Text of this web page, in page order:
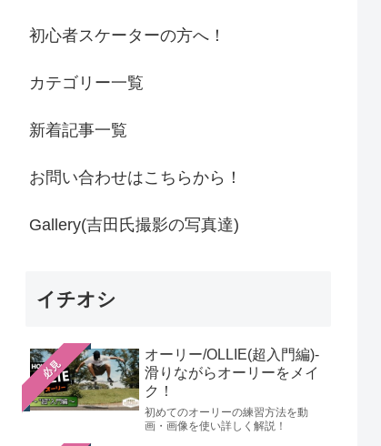
初心者スケーターの方へ！
カテゴリー一覧
新着記事一覧
お問い合わせはこちらから！
Gallery(吉田氏撮影の写真達)
イチオシ
必見
オーリー/OLLIE(超入門編)-
滑りながらオーリーをメイ
ク！
初めてのオーリーの練習方法を動
画・画像を使い詳しく解説！